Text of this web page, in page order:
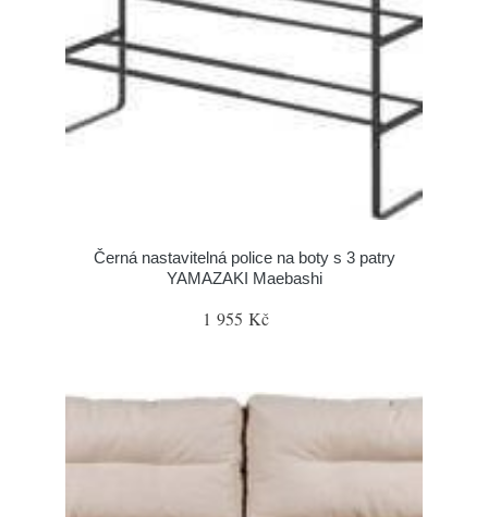
Černá nastavitelná police na boty s 3 patry
YAMAZAKI Maebashi
1 955 Kč